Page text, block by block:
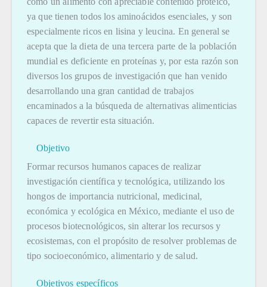
ya que tienen todos los aminoácidos esenciales, y son
especialmente ricos en lisina y leucina. En general se
acepta que la dieta de una tercera parte de la población
mundial es deficiente en proteínas y, por esta razón son
diversos los grupos de investigación que han venido
desarrollando una gran cantidad de trabajos
encaminados a la búsqueda de alternativas alimenticias
capaces de revertir esta situación.
Objetivo
Formar recursos humanos capaces de realizar
investigación científica y tecnológica, utilizando los
hongos de importancia nutricional, medicinal,
económica y ecológica en México, mediante el uso de
procesos biotecnológicos, sin alterar los recursos y
ecosistemas, con el propósito de resolver problemas de
tipo socioeconómico, alimentario y de salud.
Objetivos específicos